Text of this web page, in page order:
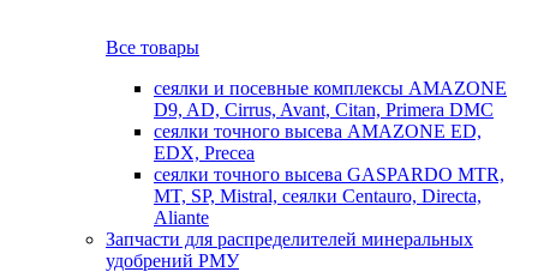
Все товары
сеялки и посевные комплексы AMAZONE
D9, AD, Cirrus, Avant, Citan, Primera DMC
сеялки точного высева AMAZONE ED,
EDX, Precea
сеялки точного высева GASPARDO MTR,
MT, SP, Mistral, сеялки Centauro, Directa,
Aliante
Запчасти для распределителей минеральных
удобрений РМУ